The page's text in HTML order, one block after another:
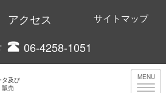
アクセス サイトマップ
06-4258-1051
タ及び
販売
MENU